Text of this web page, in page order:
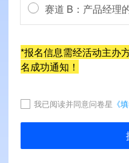
赛道 B：产品经理
*报名信息需经活动主办
名成功通知！
我已阅读并同意问卷星 《